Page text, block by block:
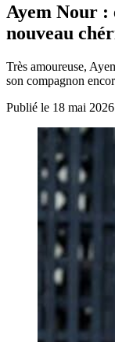
Ayem Nour :
nouveau
Très amoureuse,
son compagnon
Publié le 18 mai